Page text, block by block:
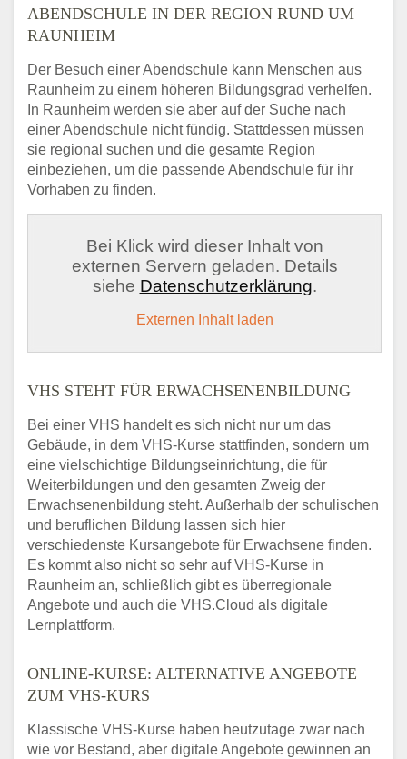
ABENDSCHULE IN DER REGION RUND UM
RAUNHEIM
Der Besuch einer Abendschule kann Menschen aus
Raunheim zu einem höheren Bildungsgrad verhelfen.
In Raunheim werden sie aber auf der Suche nach
einer Abendschule nicht fündig. Stattdessen müssen
sie regional suchen und die gesamte Region
einbeziehen, um die passende Abendschule für ihr
Vorhaben zu finden.
Bei Klick wird dieser Inhalt von
externen Servern geladen. Details
siehe Datenschutzerklärung.
Externen Inhalt laden
VHS STEHT FÜR ERWACHSENENBILDUNG
Bei einer VHS handelt es sich nicht nur um das
Gebäude, in dem VHS-Kurse stattfinden, sondern um
eine vielschichtige Bildungseinrichtung, die für
Weiterbildungen und den gesamten Zweig der
Erwachsenenbildung steht. Außerhalb der schulischen
und beruflichen Bildung lassen sich hier
verschiedenste Kursangebote für Erwachsene finden.
Es kommt also nicht so sehr auf VHS-Kurse in
Raunheim an, schließlich gibt es überregionale
Angebote und auch die VHS.Cloud als digitale
Lernplattform.
ONLINE-KURSE: ALTERNATIVE ANGEBOTE
ZUM VHS-KURS
Klassische VHS-Kurse haben heutzutage zwar nach
wie vor Bestand, aber digitale Angebote gewinnen an